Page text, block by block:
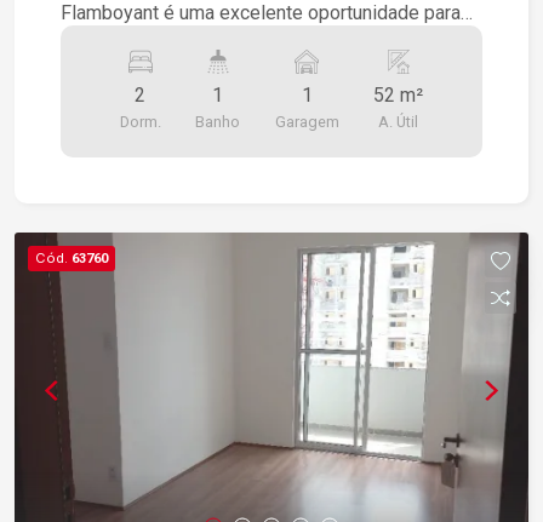
Flamboyant é uma excelente oportunidade para
aconchegante, o imóvel oferece ambientes bem
distribuídos, proporcionando conforto e
funcionalidade para toda a família. 2 dormitórios
apreciar a vista Banheiro social com excelente
distribuição Cozinha funcional com boa
ventilação Área de serviço Localização
privilegiada, com fácil acesso às principais vias
da cidade e próximo a supermercados, escolas,
farmácias, comércios e diversos serviços que
facilitam o dia a dia. Um apartamento que reúne
conforto, praticidade e uma localização
estratégica, perfeito para quem deseja qualidade
de vida em um dos bairros mais valorizados da
2
Dorm.
1
Banho
1
Garagem
52 m²
A. Útil
Cód. 63760